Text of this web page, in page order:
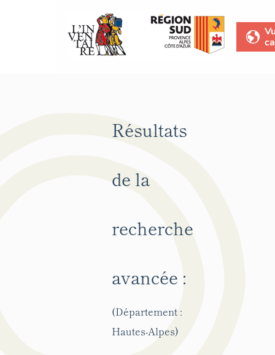
Résultats
de la
recherche
avancée :
(Département :
Hautes-Alpes)